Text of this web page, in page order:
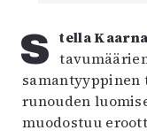
Oulu2026
Näyttelyt
Musiikki
Levyt
Stella
runouden
muodostuu